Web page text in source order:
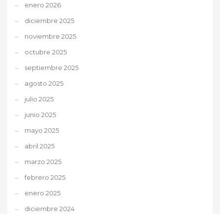
enero 2026
diciembre 2025
noviembre 2025
octubre 2025
septiembre 2025
agosto 2025
julio 2025
junio 2025
mayo 2025
abril 2025
marzo 2025
febrero 2025
enero 2025
diciembre 2024